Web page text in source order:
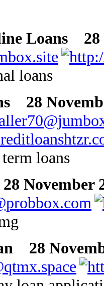
Loans 28
loans
28
loans
28 November
28